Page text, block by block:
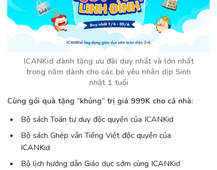
ICANKid dành tặng ưu đãi duy nhất và lớn nhất
trong năm dành cho các bé yêu nhân dịp Sinh
nhật 1 tuổi
Cùng gói quà tặng “khủng” trị giá 999K cho cả nhà:
Bộ sách Toán tư duy độc quyền của ICANKid
Bộ sách Ghép vần Tiếng Việt độc quyền của
ICANKid
Bộ lịch hướng dẫn Giáo dục sớm cùng ICANKid